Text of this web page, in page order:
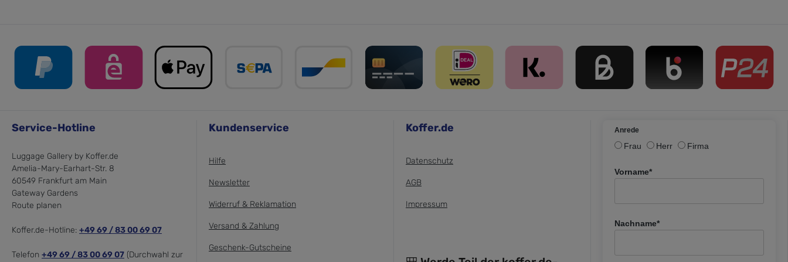
Service-Hotline
Luggage Gallery by Koffer.de
Amelia-Mary-Earhart-Str. 8
60549 Frankfurt am Main
Gateway Gardens
Route planen
Koffer.de-Hotline: +49 69 / 83 00 69 07
Telefon +49 69 / 83 00 69 07 (Durchwahl zur
Kundenservice
Hilfe
Newsletter
Widerruf & Reklamation
Versand & Zahlung
Geschenk-Gutscheine
Koffer.de
Datenschutz
AGB
Impressum
Anrede
Frau Herr Firma
Vorname*
Nachname*